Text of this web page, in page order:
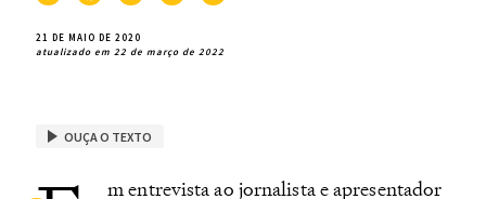
21 DE MAIO DE 2020
atualizado em 22 de março de 2022
OUÇA O TEXTO
m entrevista ao jornalista e apresentador